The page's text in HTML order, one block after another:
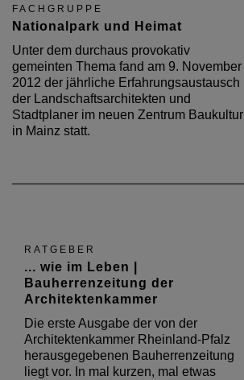
FACHGRUPPE
Nationalpark und Heimat
Unter dem durchaus provokativ
gemeinten Thema fand am 9. November
2012 der jährliche Erfahrungsaustausch
der Landschaftsarchitekten und
Stadtplaner im neuen Zentrum Baukultur
in Mainz statt.
RATGEBER
... wie im Leben |
Bauherrenzeitung der
Architektenkammer
Die erste Ausgabe der von der
Architektenkammer Rheinland-Pfalz
herausgegebenen Bauherrenzeitung
liegt vor. In mal kurzen, mal etwas